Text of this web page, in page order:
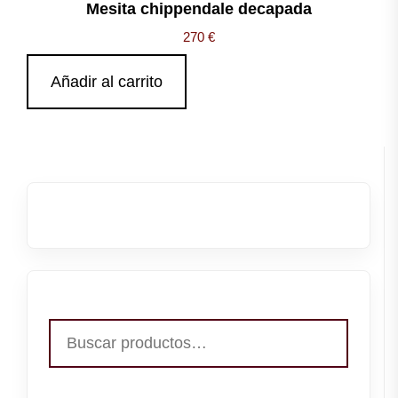
Mesita chippendale decapada
270 €
Añadir al carrito
por: